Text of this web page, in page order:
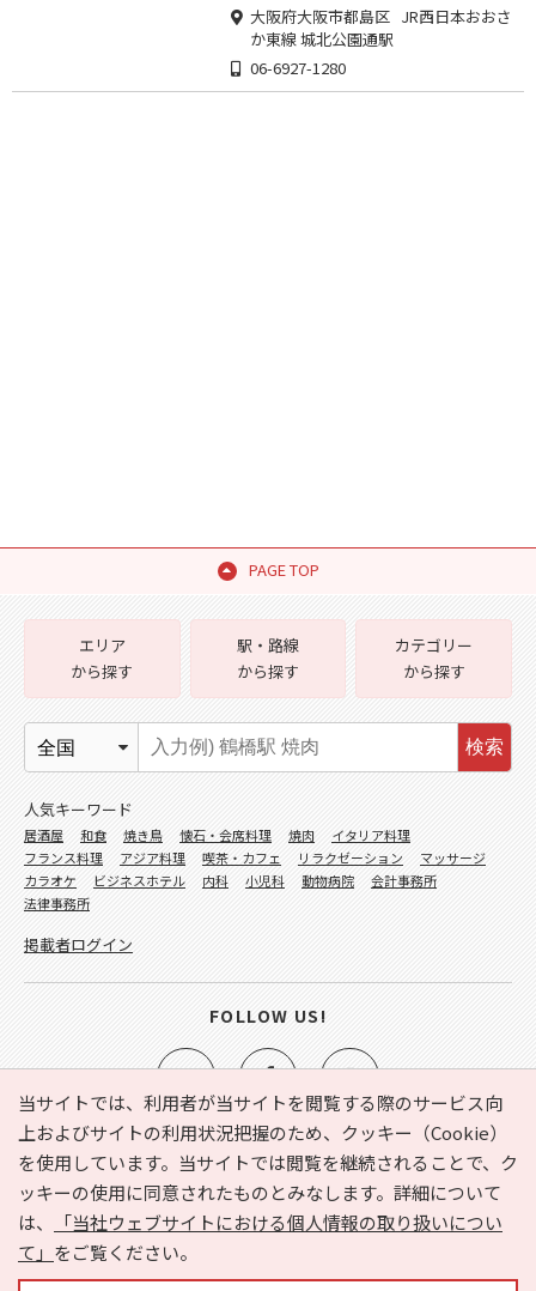
大阪府大阪市都島区 JR西日本おおさ
か東線 城北公園通駅
06-6927-1280
PAGE TOP
当サイトでは、利用者が当サイトを閲覧する際のサービス向
上およびサイトの利用状況把握のため、クッキー（Cookie）
を使用しています。当サイトでは閲覧を継続されることで、ク
ッキーの使用に同意されたものとみなします。詳細について
は、
「当社ウェブサイトにおける個人情報の取り扱いについ
て」 をご覧ください。
e-NAVITA（イーナビタ）とは？ お気に入り
ヘルプ
利用規約
個人情報の取り扱いについて
運営会社
サイトマップ
広告掲載に関するお問い合わせ
エリア
から探す
駅・路線
から探す
カテゴリー
から探す
検索
人気キーワード
居酒屋 和食 焼き鳥 懐石・会席料理 焼肉
イタリア料理
フランス料理
アジア料理 喫茶・カフェ リラクゼーション
マッサージ
カラオケ
ビジネスホテル 内科 小児科 動物病院
会計事務所
法律事務所
掲載者ログイン
FOLLOW US!